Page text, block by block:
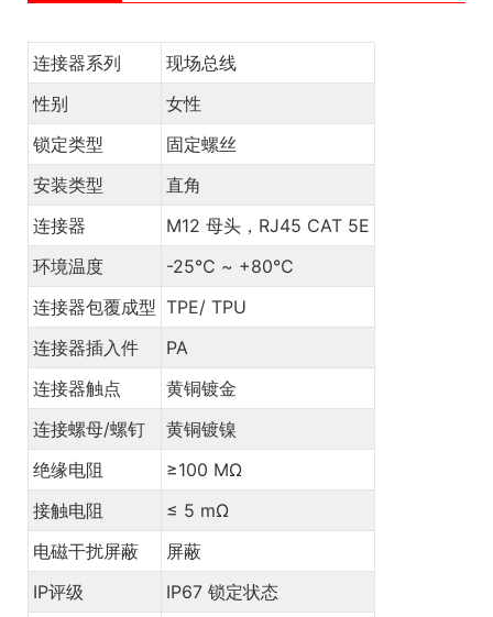
连接器系列
现场总线
性别
女性
锁定类型
固定螺丝
安装类型
直角
连接器
M12 母头，RJ45 CAT 5E
环境温度
-25℃ ~ +80℃
连接器包覆成型 TPE/ TPU
连接器插入件
PA
连接器触点
黄铜镀金
连接螺母/螺钉
黄铜镀镍
绝缘电阻
≥100 MΩ
接触电阻
≤ 5 mΩ
电磁干扰屏蔽
屏蔽
IP评级
IP67 锁定状态